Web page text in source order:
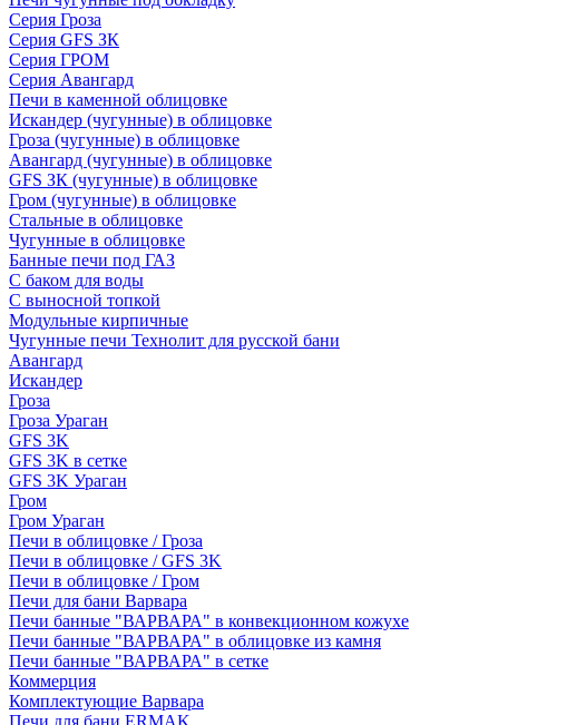
Серия Гроза
Серия GFS ЗК
Серия ГРОМ
Серия Авангард
Печи в каменной облицовке
Искандер (чугунные) в облицовке
Гроза (чугунные) в облицовке
Авангард (чугунные) в облицовке
GFS ЗК (чугунные) в облицовке
Гром (чугунные) в облицовке
Стальные в облицовке
Чугунные в облицовке
Банные печи под ГАЗ
С баком для воды
С выносной топкой
Модульные кирпичные
Чугунные печи Технолит для русской бани
Авангард
Искандер
Гроза
Гроза Ураган
GFS 3K
GFS 3K в сетке
GFS 3K Ураган
Гром
Гром Ураган
Печи в облицовке / Гроза
Печи в облицовке / GFS 3K
Печи в облицовке / Гром
Печи для бани Варвара
Печи банные "ВАРВАРА" в конвекционном кожухе
Печи банные "ВАРВАРА" в облицовке из камня
Печи банные "ВАРВАРА" в сетке
Коммерция
Комплектующие Варвара
Печи для бани ERMAK